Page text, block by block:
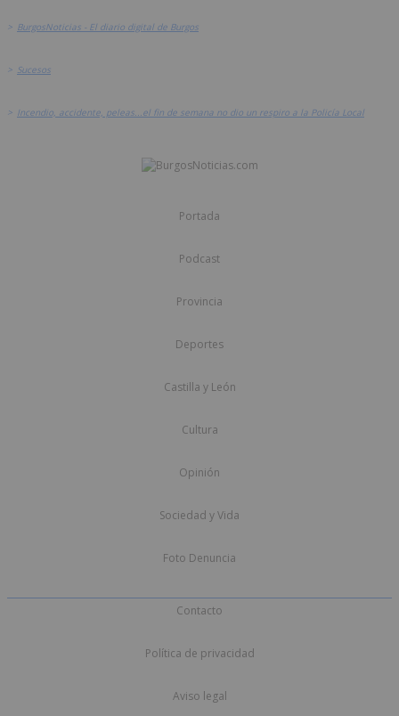
> BurgosNoticias - El diario digital de Burgos
> Sucesos
> Incendio, accidente, peleas...el fin de semana no dio un respiro a la Policía Local
Portada
Podcast
Provincia
Deportes
Castilla y León
Cultura
Opinión
Sociedad y Vida
Foto Denuncia
Contacto
Política de privacidad
Aviso legal